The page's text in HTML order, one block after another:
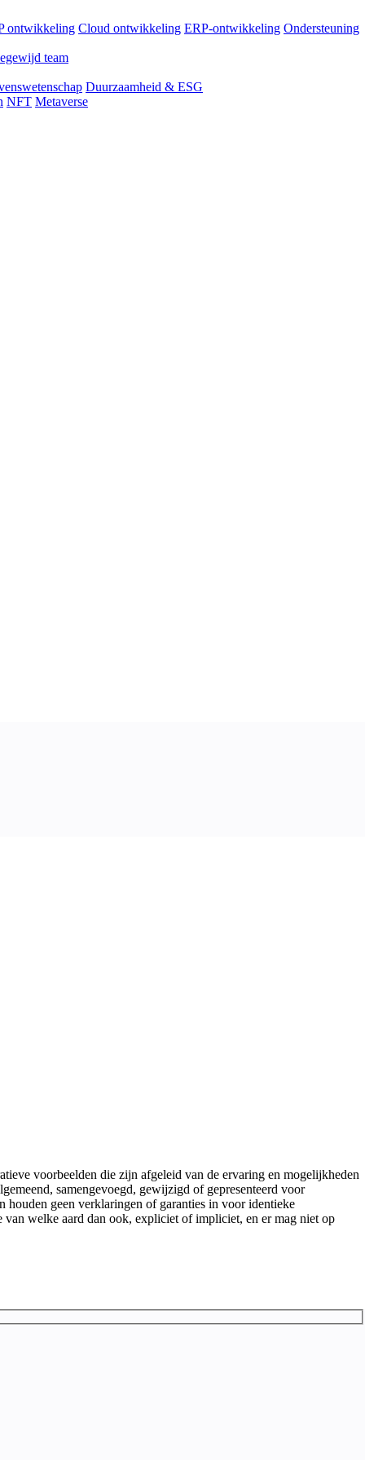
ontwikkeling Cloud ontwikkeling ERP-ontwikkeling Ondersteuning
team
Duurzaamheid & ESG
NFT Metaverse
voorbeelden die zijn afgeleid van de ervaring en mogelijkheden
samengevoegd, gewijzigd of gepresenteerd voor
geen verklaringen of garanties in voor identieke
welke aard dan ook, expliciet of impliciet, en er mag niet op